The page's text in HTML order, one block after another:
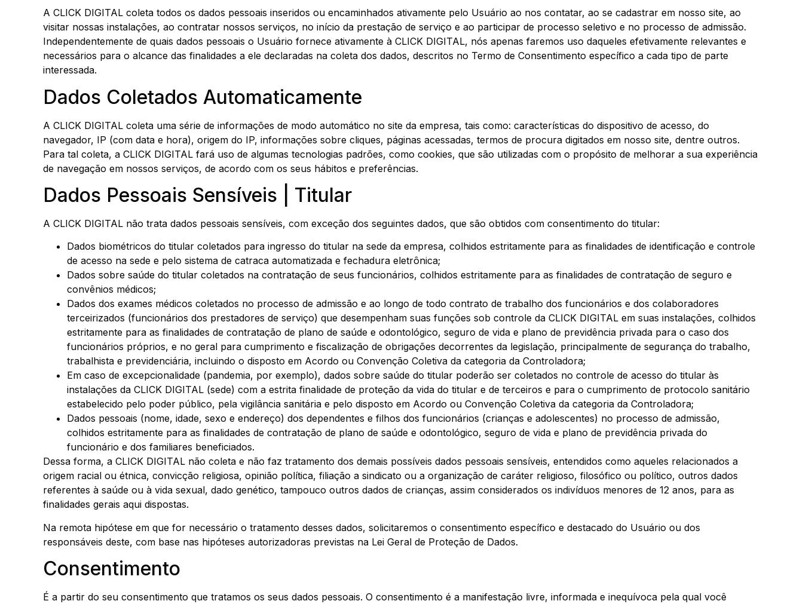
A CLICK DIGITAL coleta todos os dados pessoais inseridos ou encaminhados ativamente pelo Usuário ao nos contatar, ao se cadastrar em nosso site, ao
visitar nossas instalações, ao contratar nossos serviços, no início da prestação de serviço e ao participar de processo seletivo e no processo de admissão.
Independentemente de quais dados pessoais o Usuário fornece ativamente à CLICK DIGITAL, nós apenas faremos uso daqueles efetivamente relevantes e
necessários para o alcance das finalidades a ele declaradas na coleta dos dados, descritos no Termo de Consentimento específico a cada tipo de parte
interessada.
Dados Coletados Automaticamente
A CLICK DIGITAL coleta uma série de informações de modo automático no site da empresa, tais como: características do dispositivo de acesso, do
navegador, IP (com data e hora), origem do IP, informações sobre cliques, páginas acessadas, termos de procura digitados em nosso site, dentre outros.
Para tal coleta, a CLICK DIGITAL fará uso de algumas tecnologias padrões, como cookies, que são utilizadas com o propósito de melhorar a sua experiência
de navegação em nossos serviços, de acordo com os seus hábitos e preferências.
Dados Pessoais Sensíveis | Titular
A CLICK DIGITAL não trata dados pessoais sensíveis, com exceção dos seguintes dados, que são obtidos com consentimento do titular:
Dados biométricos do titular coletados para ingresso do titular na sede da empresa, colhidos estritamente para as finalidades de identificação e controle
de acesso na sede e pelo sistema de catraca automatizada e fechadura eletrônica;
Dados sobre saúde do titular coletados na contratação de seus funcionários, colhidos estritamente para as finalidades de contratação de seguro e
convênios médicos;
Dados dos exames médicos coletados no processo de admissão e ao longo de todo contrato de trabalho dos funcionários e dos colaboradores
terceirizados (funcionários dos prestadores de serviço) que desempenham suas funções sob controle da CLICK DIGITAL em suas instalações, colhidos
estritamente para as finalidades de contratação de plano de saúde e odontológico, seguro de vida e plano de previdência privada para o caso dos
funcionários próprios, e no geral para cumprimento e fiscalização de obrigações decorrentes da legislação, principalmente de segurança do trabalho,
trabalhista e previdenciária, incluindo o disposto em Acordo ou Convenção Coletiva da categoria da Controladora;
Em caso de excepcionalidade (pandemia, por exemplo), dados sobre saúde do titular poderão ser coletados no controle de acesso do titular às
instalações da CLICK DIGITAL (sede) com a estrita finalidade de proteção da vida do titular e de terceiros e para o cumprimento de protocolo sanitário
estabelecido pelo poder público, pela vigilância sanitária e pelo disposto em Acordo ou Convenção Coletiva da categoria da Controladora;
Dados pessoais (nome, idade, sexo e endereço) dos dependentes e filhos dos funcionários (crianças e adolescentes) no processo de admissão,
colhidos estritamente para as finalidades de contratação de plano de saúde e odontológico, seguro de vida e plano de previdência privada do
funcionário e dos familiares beneficiados.
Dessa forma, a CLICK DIGITAL não coleta e não faz tratamento dos demais possíveis dados pessoais sensíveis, entendidos como aqueles relacionados a
origem racial ou étnica, convicção religiosa, opinião política, filiação a sindicato ou a organização de caráter religioso, filosófico ou político, outros dados
referentes à saúde ou à vida sexual, dado genético, tampouco outros dados de crianças, assim considerados os indivíduos menores de 12 anos, para as
finalidades gerais aqui dispostas.
Na remota hipótese em que for necessário o tratamento desses dados, solicitaremos o consentimento específico e destacado do Usuário ou dos
responsáveis deste, com base nas hipóteses autorizadoras previstas na Lei Geral de Proteção de Dados.
Consentimento
É a partir do seu consentimento que tratamos os seus dados pessoais. O consentimento é a manifestação livre, informada e inequívoca pela qual você